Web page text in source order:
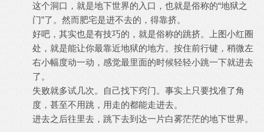
这个洞口，就是地下世界的入口，也就是俗称的“地狱之
门”了。然而肥宅是进不去的，得靠挤。
好吧，其实也是有技巧的，就是俗称的跳挤。上图小红圈
处，就是能让你最靠近地狱的地方。按住前行键，稍微左
右小幅度动一动，感觉最里面的时候轻轻小跳一下就进去
了。
失败就多试几次。自己找下窍门。事实上只要找准了角
度，甚至不用跳，用走的都能走进去。
进去之后往里去，跳下去到达一片白雾茫茫的地下世界。